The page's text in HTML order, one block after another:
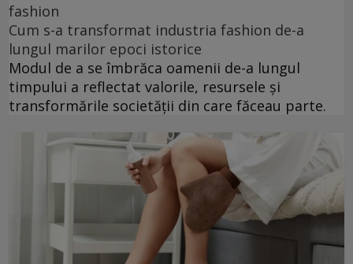
fashion
Cum s-a transformat industria fashion de-a
lungul marilor epoci istorice
Modul de a se îmbrăca oamenii de-a lungul
timpului a reflectat valorile, resursele și
transformările societății din care făceau parte.